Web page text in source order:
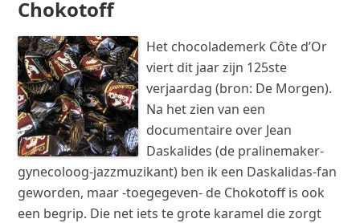
Chokotoff
Het chocolademerk Côte d’Or
viert dit jaar zijn 125ste
verjaardag (bron: De Morgen).
Na het zien van een
documentaire over Jean
Daskalides (de pralinemaker-
gynecoloog-jazzmuzikant) ben ik een Daskalidas-fan
geworden, maar -toegegeven- de Chokotoff is ook
een begrip. Die net iets te grote karamel die zorgt